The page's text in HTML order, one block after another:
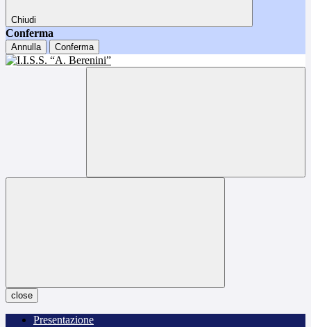
Chiudi
Conferma
Annulla Conferma
close
Presentazione